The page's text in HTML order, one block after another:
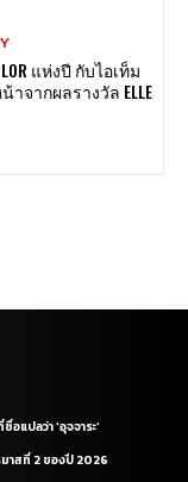
แห่งปี กับไอเท็ม
จากผลรางวัล ELLE
แปลว่า ‘อุจจาระ’
าสที่ 2 ของปี 2026